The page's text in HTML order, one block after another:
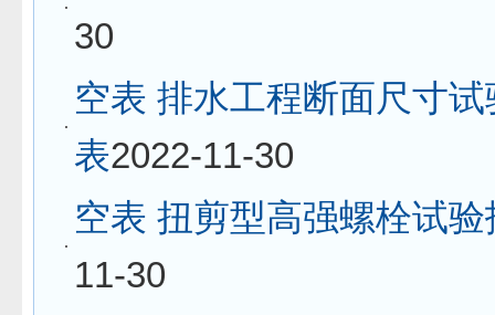
30
空表 排水工程断面尺寸
表2022-11-30
空表 扭剪型高强螺栓试验
11-30